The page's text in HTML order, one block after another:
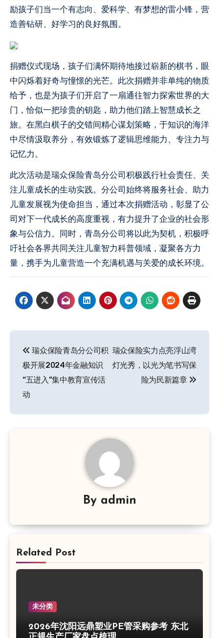
励孩子们当一个有志向、爱科学、有梦想的雷小锋，营
造善钻研、好学习的良好氛围。
捐赠仪式现场，孩子们满怀期待地接过崭新的棋书，眼
中闪烁着好奇与憧憬的光芒。此次捐赠并非单纯的物质
给予，也是为孩子们开启了一扇通往智力探索世界的大
门，恰似一把珍贵的钥匙，助力他们踏上智慧成长之
旅。在黑白棋子的交错间精心谋划策略，于知识的海洋
中尽情汲取养分，有效锻炼了逻辑思维能力、专注力与
记忆力。
此次活动是瑞众保险青岛分公司积极践行社会责任、关
注儿童成长的生动实践。分公司始终将服务社会、助力
儿童发展视为使命担当，通过本次捐赠活动，彰显了公
司对下一代成长的高度重视，有力提升了企业的社会形
象与公信力。同时，青岛分公司将以此为契机，积极呼
吁社会各界共同关注儿童智力科普领域，凝聚各方力
量，携手为儿童营造一个充满机遇与关爱的成长环境。
章
导
航
瑞众保险青岛分公司积
极开展2024年金融知识
“五进入”集中教育宣传活
动
瑞众保险实力点亮浮山湾
灯光秀，以光为笔书写保
险为民新篇章
By admin
Related Post
未分类
2026年沈阳远鼎塑业PE管采购参考 东北